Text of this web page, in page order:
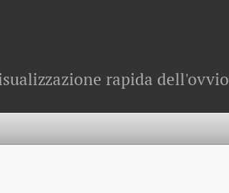
rapida dell'ovvio